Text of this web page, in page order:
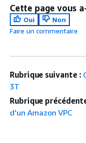
Cette page vous
Oui
Non
Faire un commentaire
Rubrique suivante :
3T
Rubrique
d'un Amazon VPC